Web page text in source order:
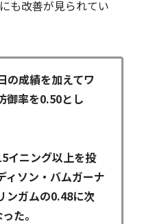
も改善が見られてい
の成績を加えてワ
御率を0.50とし
イニング以上を投
ィソン・バムガーナ
ンガムの0.48に次
た。